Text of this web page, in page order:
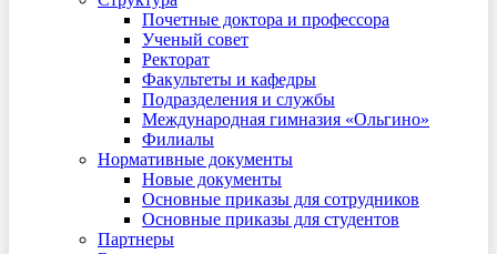
Почетные доктора и профессора
Ученый совет
Ректорат
Факультеты и кафедры
Подразделения и службы
Международная гимназия «Ольгино»
Филиалы
Нормативные документы
Новые документы
Основные приказы для сотрудников
Основные приказы для студентов
Партнеры